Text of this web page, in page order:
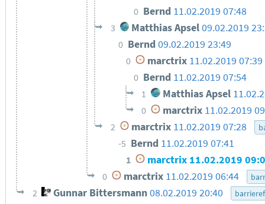
0 Bernd 11.02.2019 07:48
3 Matthias Apsel09.02.2019
0 Bernd 09.02.2019 23:49
0 marctrix 11.02.2019 07:39
0 Bernd 11.02.2019 07:54
1 Matthias Apsel
0 marctrix 11.02.2019
2 marctrix 11.02.2019 07:28
-5 Bernd 11.02.2019 07:41
1 marctrix 11.02.2019
0 marctrix 11.02.2019 06:44
2 Gunnar Bittersmann08.02.2019 20:40